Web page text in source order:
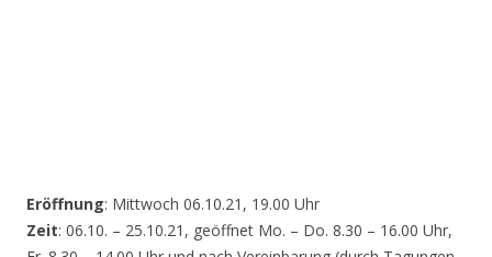
Eröffnung: Mittwoch 06.10.21, 19.00 Uhr
Zeit: 06.10. – 25.10.21, geöffnet Mo. – Do. 8.30 – 16.00 Uhr,